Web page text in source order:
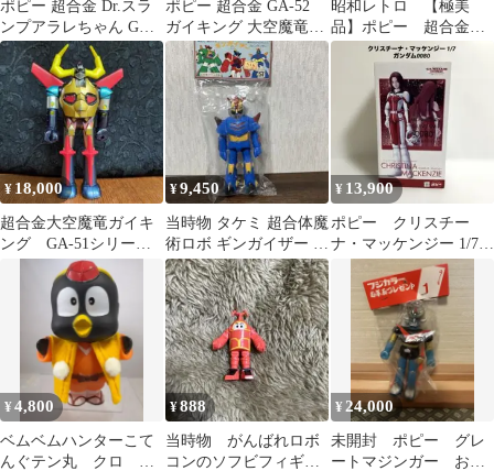
ポピー 超合金 Dr.スラ
ンプアラレちゃん GB-
46 1981年製 レトロ
ポピー 超合金 GA-52
ガイキング 大空魔竜
ジャンク
昭和レトロ 【極美
品】ポピー 超合金
ガチャガチャ ドラえ
もん GB-04
¥18,000
超合金大空魔竜ガイキ
ング GA-51シリーズ
初期（1期）
¥9,450
当時物 タケミ 超合体魔
術ロボ ギンガイザー ス
ピンランサー ソフビ
¥ 13,900
ポピー クリスチー
ナ・マッケンジー 1/7
ガンダム0080 フィギュ
¥4,800
ベムベムハンターこて
んぐテン丸 クロ ソ
¥888
当時物 がんばれロボ
コンのソフビフィギュ
¥ 24,000
未開封 ポピー グレ
ートマジンガー お年